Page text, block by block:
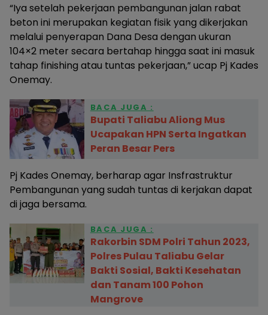
“Iya setelah pekerjaan pembangunan jalan rabat
beton ini merupakan kegiatan fisik yang dikerjakan
melalui penyerapan Dana Desa dengan ukuran
104×2 meter secara bertahap hingga saat ini masuk
tahap finishing atau tuntas pekerjaan,” ucap Pj Kades
Onemay.
BACA JUGA :
Bupati Taliabu Aliong Mus
Ucapakan HPN Serta Ingatkan
Peran Besar Pers
Pj Kades Onemay, berharap agar Insfrastruktur
Pembangunan yang sudah tuntas di kerjakan dapat
di jaga bersama.
BACA JUGA :
Rakorbin SDM Polri Tahun 2023,
Polres Pulau Taliabu Gelar
Bakti Sosial, Bakti Kesehatan
dan Tanam 100 Pohon
Mangrove